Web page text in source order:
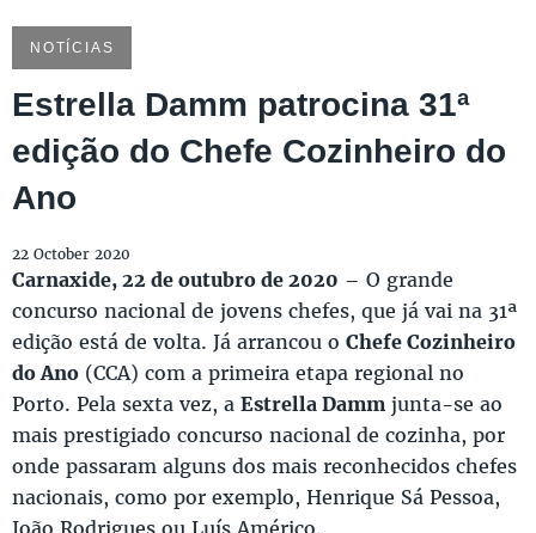
NOTÍCIAS
Estrella Damm patrocina 31ª
edição do Chefe Cozinheiro do
Ano
22 October 2020
Carnaxide, 22 de outubro de 2020 – O grande
concurso nacional de jovens chefes, que já vai na 31ª
edição está de volta. Já arrancou o Chefe Cozinheiro
do Ano (CCA) com a primeira etapa regional no
Porto. Pela sexta vez, a Estrella Damm junta-se ao
mais prestigiado concurso nacional de cozinha, por
onde passaram alguns dos mais reconhecidos chefes
nacionais, como por exemplo, Henrique Sá Pessoa,
João Rodrigues ou Luís Américo.